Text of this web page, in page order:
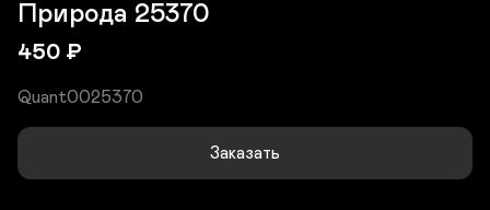
Природа 25370
450 ₽
Quant0025370
Заказать